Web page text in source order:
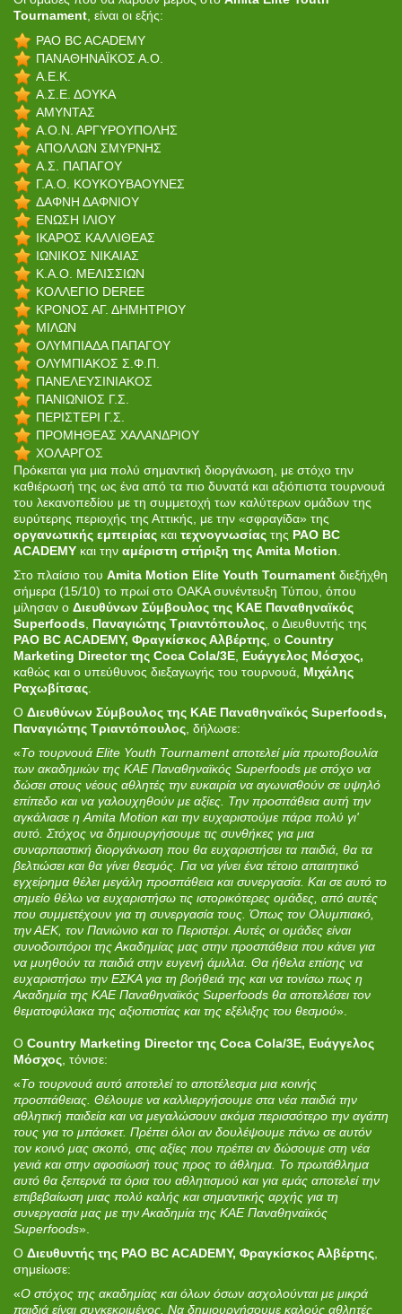
Tournament, είναι οι εξής:
PAO BC ACADEMY
ΠΑΝΑΘΗΝΑΪΚΟΣ Α.Ο.
Α.Ε.Κ.
Α.Σ.Ε. ΔΟΥΚΑ
ΑΜΥΝΤΑΣ
Α.Ο.Ν. ΑΡΓΥΡΟΥΠΟΛΗΣ
ΑΠΟΛΛΩΝ ΣΜΥΡΝΗΣ
Α.Σ. ΠΑΠΑΓΟΥ
Γ.Α.Ο. ΚΟΥΚΟΥΒΑΟΥΝΕΣ
ΔΑΦΝΗ ΔΑΦΝΙΟΥ
ΕΝΩΣΗ ΙΛΙΟΥ
ΙΚΑΡΟΣ ΚΑΛΛΙΘΕΑΣ
ΙΩΝΙΚΟΣ ΝΙΚΑΙΑΣ
Κ.Α.Ο. ΜΕΛΙΣΣΙΩΝ
ΚΟΛΛΕΓΙΟ DEREE
ΚΡΟΝΟΣ ΑΓ. ΔΗΜΗΤΡΙΟΥ
ΜΙΛΩΝ
ΟΛΥΜΠΙΑΔΑ ΠΑΠΑΓΟΥ
ΟΛΥΜΠΙΑΚΟΣ Σ.Φ.Π.
ΠΑΝΕΛΕΥΣΙΝΙΑΚΟΣ
ΠΑΝΙΩΝΙΟΣ Γ.Σ.
ΠΕΡΙΣΤΕΡΙ Γ.Σ.
ΠΡΟΜΗΘΕΑΣ ΧΑΛΑΝΔΡΙΟΥ
ΧΟΛΑΡΓΟΣ
Πρόκειται για μια πολύ σημαντική διοργάνωση, με στόχο την
καθιέρωσή της ως ένα από τα πιο δυνατά και αξιόπιστα τουρνουά
του λεκανοπεδίου με τη συμμετοχή των καλύτερων ομάδων της
ευρύτερης περιοχής της Αττικής, με την «σφραγίδα» της
οργανωτικής εμπειρίας και τεχνογνωσίας της PAO BC
ACADEMY και την αμέριστη στήριξη της Amita Motion.
Στο πλαίσιο του Amita Motion Elite Youth Tournament διεξήχθη
σήμερα (15/10) το πρωί στο ΟΑΚΑ συνέντευξη Τύπου, όπου
μίλησαν ο Διευθύνων Σύμβουλος της ΚΑΕ Παναθηναϊκός
Superfoods, Παναγιώτης Τριαντόπουλος, ο Διευθυντής της
PAO BC ACADEMY, Φραγκίσκος Αλβέρτης, ο Country
Marketing Director της Coca Cola/3Ε, Ευάγγελος Μόσχος,
καθώς και ο υπεύθυνος διεξαγωγής του τουρνουά, Μιχάλης
Ραχωβίτσας.
Ο Διευθύνων Σύμβουλος της ΚΑΕ Παναθηναϊκός Superfoods,
Παναγιώτης Τριαντόπουλος, δήλωσε:
«Το τουρνουά Elite Youth Tournament αποτελεί μία πρωτοβουλία
των ακαδημιών της ΚΑΕ Παναθηναϊκός Superfoods με στόχο να
δώσει στους νέους αθλητές την ευκαιρία να αγωνισθούν σε υψηλό
επίπεδο και να γαλουχηθούν με αξίες. Την προσπάθεια αυτή την
αγκάλιασε η Amita Motion και την ευχαριστούμε πάρα πολύ γι'
αυτό. Στόχος να δημιουργήσουμε τις συνθήκες για μια
συναρπαστική διοργάνωση που θα ευχαριστήσει τα παιδιά, θα τα
βελτιώσει και θα γίνει θεσμός. Για να γίνει ένα τέτοιο απαιτητικό
εγχείρημα θέλει μεγάλη προσπάθεια και συνεργασία. Και σε αυτό το
σημείο θέλω να ευχαριστήσω τις ιστορικότερες ομάδες, από αυτές
που συμμετέχουν για τη συνεργασία τους. Όπως τον Ολυμπιακό,
την ΑΕΚ, τον Πανιώνιο και το Περιστέρι. Αυτές οι ομάδες είναι
συνοδοιπόροι της Ακαδημίας μας στην προσπάθεια που κάνει για
να μυηθούν τα παιδιά στην ευγενή άμιλλα. Θα ήθελα επίσης να
ευχαριστήσω την ΕΣΚΑ για τη βοήθειά της και να τονίσω πως η
Ακαδημία της ΚΑΕ Παναθηναϊκός Superfoods θα αποτελέσει τον
θεματοφύλακα της αξιοπιστίας και της εξέλιξης του θεσμού».
O Country Marketing Director της Coca Cola/3Ε, Ευάγγελος
Μόσχος, τόνισε:
«Το τουρνουά αυτό αποτελεί το αποτέλεσμα μια κοινής
προσπάθειας. Θέλουμε να καλλιεργήσουμε στα νέα παιδιά την
αθλητική παιδεία και να μεγαλώσουν ακόμα περισσότερο την αγάπη
τους για το μπάσκετ. Πρέπει όλοι αν δουλέψουμε πάνω σε αυτόν
τον κοινό μας σκοπό, στις αξίες που πρέπει αν δώσουμε στη νέα
γενιά και στην αφοσίωσή τους προς το άθλημα. Το πρωτάθλημα
αυτό θα ξεπερνά τα όρια του αθλητισμού και για εμάς αποτελεί την
επιβεβαίωση μιας πολύ καλής και σημαντικής αρχής για τη
συνεργασία μας με την Ακαδημία της ΚΑΕ Παναθηναϊκός
Superfoods».
Ο Διευθυντής της PAO BC ACADEMY, Φραγκίσκος Αλβέρτης,
σημείωσε:
«Ο στόχος της ακαδημίας και όλων όσων ασχολούνται με μικρά
παιδιά είναι συγκεκριμένος. Να δημιουργήσουμε καλούς αθλητές